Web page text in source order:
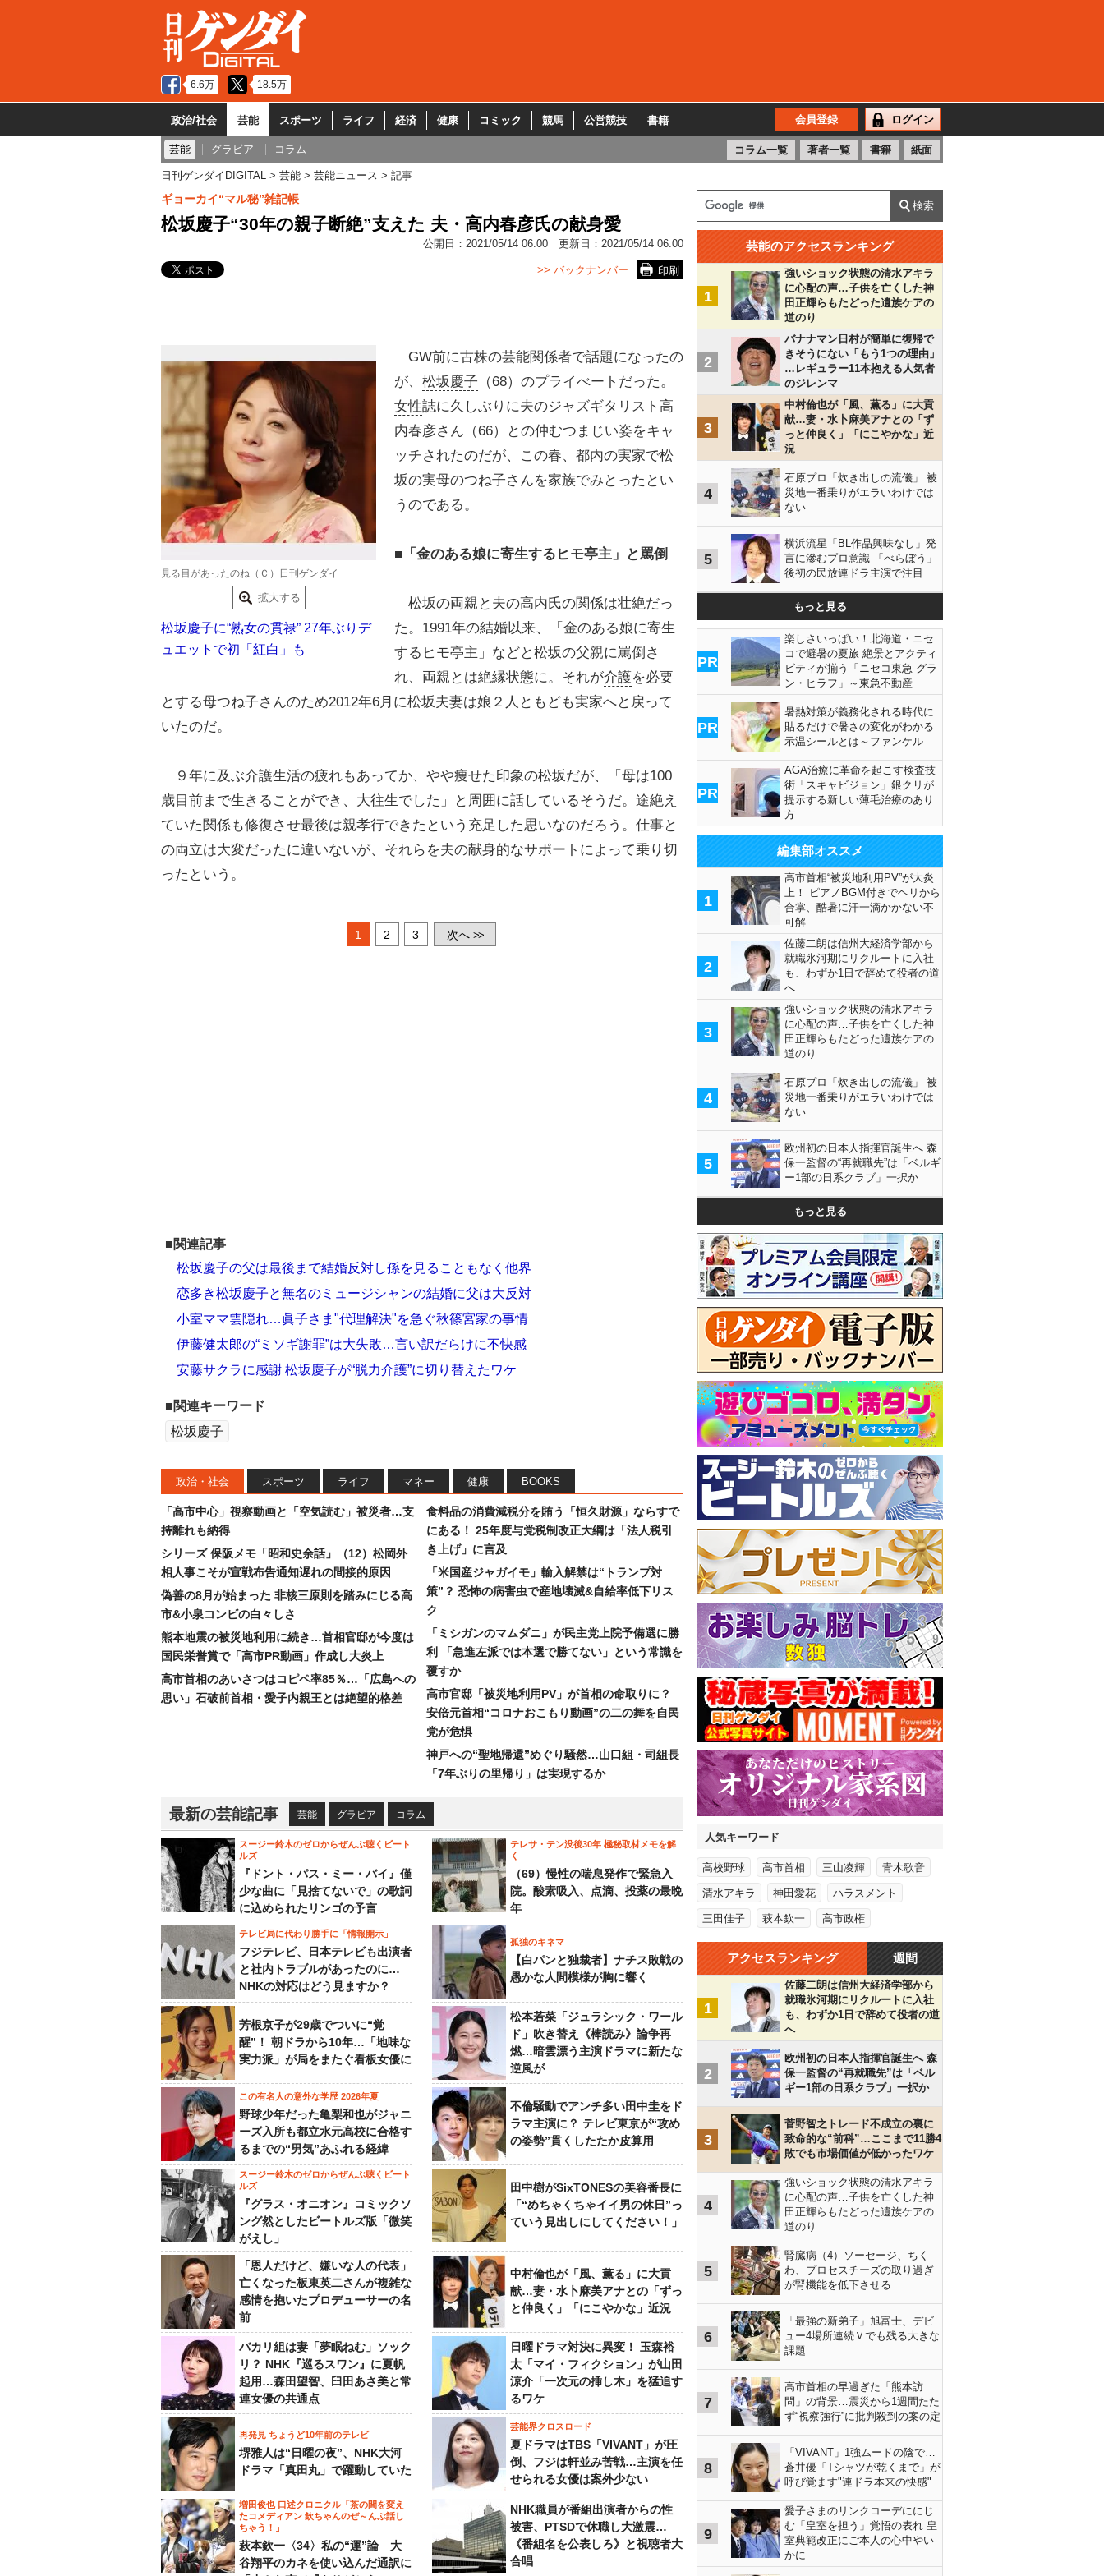
6.6万 18.5万
政治/社会 芸能 スポーツ ライフ 経済 健康 コミック 競馬 公営競技 書籍 会員登録 ログイン
芸能 グラビア コラム コラム一覧 著者一覧 書籍 紙面
日刊ゲンダイDIGITAL 芸能 芸能ニュース 記事
ギョーカイ“マル秘”雑記帳
松坂慶子“30年の親子断絶”支えた 夫・高内春彦氏の献身愛
公開日： 2021/05/14 06:00 更新日： 2021/05/14 06:00
印刷
>> バックナンバー
見る目があったのね（Ｃ）日刊ゲンダイ
拡大する
松坂慶子に“熟女の貫禄” 27年ぶりデ
ュエットで初「紅白」も
GW前に古株の芸能関係者で話題になったの
が、 松坂慶子 （68）のプライべートだった。
女性誌に久しぶりに夫のジャズギタリスト高
内春彦さん（66）との仲むつまじい姿をキャ
ッチされたのだが、この春、都内の実家で松
坂の実母のつね子さんを家族でみとったとい
うのである。
■「金のある娘に寄生するヒモ亭主」と罵倒
松坂の両親と夫の高内氏の関係は壮絶だっ
た。1991年の結婚以来、「金のある娘に寄生
するヒモ亭主」などと松坂の父親に罵倒さ
れ、両親とは絶縁状態に。それが介護を必要
とする母つね子さんのため2012年6月に松坂夫妻は娘２人ともども実家へと戻って
いたのだ。
９年に及ぶ介護生活の疲れもあってか、やや痩せた印象の松坂だが、「母は100
歳目前まで生きることができ、大往生でした」と周囲に話しているそうだ。途絶え
ていた関係も修復させ最後は親孝行できたという充足した思いなのだろう。仕事と
の両立は大変だったに違いないが、それらを夫の献身的なサポートによって乗り切
ったという。
1 2 3 次へ >>
■関連記事
松坂慶子の父は最後まで結婚反対し孫を見ることもなく他界
恋多き松坂慶子と無名のミュージシャンの結婚に父は大反対
小室ママ雲隠れ…眞子さま"代理解決"を急ぐ秋篠宮家の事情
伊藤健太郎の“ミソギ謝罪”は大失敗…言い訳だらけに不快感
安藤サクラに感謝 松坂慶子が“脱力介護”に切り替えたワケ
■関連キーワード
松坂慶子
政治・社会 スポーツ ライフ マネー 健康 BOOKS
「高市中心」視察動画と「空気読む」被災者…支
持離れも納得
シリーズ 保阪メモ「昭和史余話」（12）松岡外
相人事こそが宣戦布告通知遅れの間接的原因
偽善の8月が始まった 非核三原則を踏みにじる高
市&小泉コンビの白々しさ
熊本地震の被災地利用に続き…首相官邸が今度は
国民栄誉賞で「高市PR動画」作成し大炎上
高市首相のあいさつはコピペ率85％…「広島への
思い」石破前首相・愛子内親王とは絶望的格差
食料品の消費減税分を賄う「恒久財源」ならすで
にある！ 25年度与党税制改正大綱は「法人税引
き上げ」に言及
「米国産ジャガイモ」輸入解禁は“トランプ対
策”？ 恐怖の病害虫で産地壊滅&自給率低下リス
ク
「ミシガンのマムダニ」が民主党上院予備選に勝
利 「急進左派では本選で勝てない」という常識を
覆すか
高市官邸「被災地利用PV」が首相の命取りに？
安倍元首相“コロナおこもり動画”の二の舞を自民
党が危惧
神戸への“聖地帰還”めぐり騒然…山口組・司組長
「7年ぶりの里帰り」は実現するか
最新の芸能記事 芸能 グラビア コラム
スージー鈴木のゼロからぜんぶ聴くビート
ルズ
『ドント・パス・ミー・バイ』僅
少な曲に「見捨てないで」の歌詞
に込められたリンゴの予言
テレサ・テン没後30年 極秘取材メモを解
く
（69）慢性の喘息発作で緊急入
院。酸素吸入、点滴、投薬の最晩
年
テレビ局に代わり勝手に「情報開示」
フジテレビ、日本テレビも出演者
と社内トラブルがあったのに…
NHKの対応はどう見ますか？
孤独のキネマ
【白パンと独裁者】ナチス敗戦の
愚かな人間模様が胸に響く
芳根京子が29歳でついに“覚
醒”！ 朝ドラから10年…「地味な
実力派」が局をまたぐ看板女優に
松本若菜「ジュラシック・ワール
ド」吹き替え《棒読み》論争再
燃…暗雲漂う主演ドラマに新たな
逆風が
この有名人の意外な学歴 2026年夏
野球少年だった亀梨和也がジャニ
ーズ入所も都立水元高校に合格す
るまでの“男気”あふれる経緯
不倫騒動でアンチ多い田中圭をド
ラマ主演に？ テレビ東京が“攻め
の姿勢”貫くしたたか皮算用
スージー鈴木のゼロからぜんぶ聴くビート
ルズ
『グラス・オニオン』コミックソ
ング然としたビートルズ版「微笑
がえし」
田中樹がSixTONESの美容番長に
「“めちゃくちゃイイ男の休日”っ
ていう見出しにしてください！」
「恩人だけど、嫌いな人の代表」
亡くなった板東英二さんが複雑な
感情を抱いたプロデューサーの名
前
中村倫也が「風、薫る」に大貢
献…妻・水卜麻美アナとの「ずっ
と仲良く」「にこやかな」近況
バカリ組は妻「夢眠ねむ」ソック
リ？ NHK『巡るスワン』に夏帆
起用…森田望智、臼田あさ美と常
連女優の共通点
日曜ドラマ対決に異変！ 玉森裕
太「マイ・フィクション」が山田
涼介「一次元の挿し木」を猛追す
るワケ
再発見 ちょうど10年前のテレビ
堺雅人は“日曜の夜”、NHK大河
ドラマ「真田丸」で躍動していた
芸能界クロスロード
夏ドラマはTBS「VIVANT」が圧
倒、フジは軒並み苦戦…主演を任
せられる女優は案外少ない
増田俊也 口述クロニクル「茶の間を変え
たコメディアン 欽ちゃんのぜ～んぶ話し
ちゃう！」
萩本欽一〈34〉私の“運”論 大
谷翔平のカネを使い込んだ通訳に
NHK職員が番組出演者からの性
被害、PTSDで休職し大激震…
《番組名を公表しろ》と視聴者大
合唱
芸能のアクセスランキング
1
強いショック状態の清水アキラ
に心配の声…子供を亡くした神
田正輝らもたどった遺族ケアの
道のり
2
バナナマン日村が簡単に復帰で
きそうにない「もう1つの理由」
…レギュラー11本抱える人気者
のジレンマ
3
中村倫也が「風、薫る」に大貢
献…妻・水卜麻美アナとの「ず
っと仲良く」「にこやかな」近
況
4
石原プロ「炊き出しの流儀」 被
災地一番乗りがエラいわけでは
ない
5
横浜流星「BL作品興味なし」発
言に滲むプロ意識 「べらぼう」
後初の民放連ドラ主演で注目
もっと見る
PR
楽しさいっぱい！北海道・ニセ
コで避暑の夏旅 絶景とアクティ
ビティが揃う「ニセコ東急 グラ
ン・ヒラフ」～東急不動産
PR
暑熱対策が義務化される時代に
貼るだけで暑さの変化がわかる
示温シールとは～ファンケル
PR
AGA治療に革命を起こす検査技
術「スキャビジョン」銀クリが
提示する新しい薄毛治療のあり
方
編集部オススメ
1
高市首相“被災地利用PV”が大炎
上！ ピアノBGM付きでヘリから
合掌、酷暑に汗一滴かかない不
可解
2
佐藤二朗は信州大経済学部から
就職氷河期にリクルートに入社
も、わずか1日で辞めて役者の道
へ
3
強いショック状態の清水アキラ
に心配の声…子供を亡くした神
田正輝らもたどった遺族ケアの
道のり
4
石原プロ「炊き出しの流儀」 被
災地一番乗りがエラいわけでは
ない
5
欧州初の日本人指揮官誕生へ 森
保一監督の“再就職先”は「ベルギ
ー1部の日系クラブ」一択か
もっと見る
人気キーワード
高校野球 高市首相 三山凌輝 青木歌音
清水アキラ 神田愛花 ハラスメント
三田佳子 萩本欽一 高市政権
アクセスランキング 週間
1
佐藤二朗は信州大経済学部から
就職氷河期にリクルートに入社
も、わずか1日で辞めて役者の道
へ
2
欧州初の日本人指揮官誕生へ 森
保一監督の“再就職先”は「ベル
ギー1部の日系クラブ」一択か
3
菅野智之トレード不成立の裏に
致命的な“前科”…ここまで11勝4
敗でも市場価値が低かったワケ
4
強いショック状態の清水アキラ
に心配の声…子供を亡くした神
田正輝らもたどった遺族ケアの
道のり
5
腎臓病（4）ソーセージ、ちく
わ、プロセスチーズの取り過ぎ
が腎機能を低下させる
6
「最強の新弟子」旭富士、デビ
ュー4場所連続Ｖでも残る大きな
課題
7
高市首相の早過ぎた「熊本訪
問」の背景…震災から1週間たた
ず“視察強行”に批判殺到の案の定
8
「VIVANT」1強ムードの陰で…
蒼井優「Tシャツが乾くまで」が
呼び覚ます"連ドラ本来の快感"
9
愛子さまのリンクコーデににじ
む「皇室を担う」覚悟の表れ 皇
室典範改正にご本人の心中やい
かに